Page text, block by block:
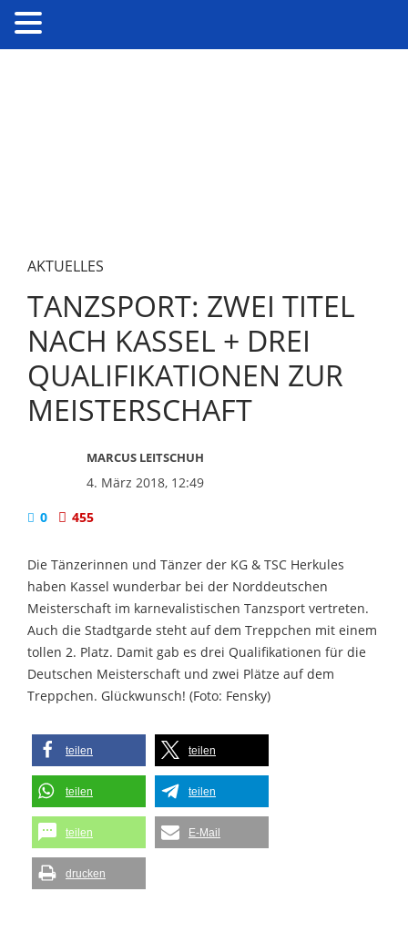
AKTUELLES
TANZSPORT: ZWEI TITEL
NACH KASSEL + DREI
QUALIFIKATIONEN ZUR
MEISTERSCHAFT
MARCUS LEITSCHUH
4. März 2018, 12:49
0
455
Die Tänzerinnen und Tänzer der KG & TSC Herkules
haben Kassel wunderbar bei der Norddeutschen
Meisterschaft im karnevalistischen Tanzsport vertreten.
Auch die Stadtgarde steht auf dem Treppchen mit einem
tollen 2. Platz. Damit gab es drei Qualifikationen für die
Deutschen Meisterschaft und zwei Plätze auf dem
Treppchen. Glückwunsch! (Foto: Fensky)
teilen teilen
teilen teilen
teilen E-Mail
drucken